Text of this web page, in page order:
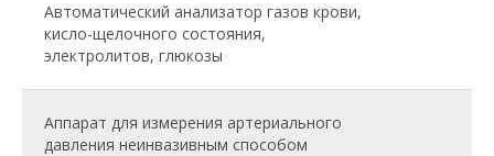
Автоматический анализатор газов крови,
кисло-щелочного состояния,
электролитов, глюкозы
Аппарат для измерения артериального
давления неинвазивным способом